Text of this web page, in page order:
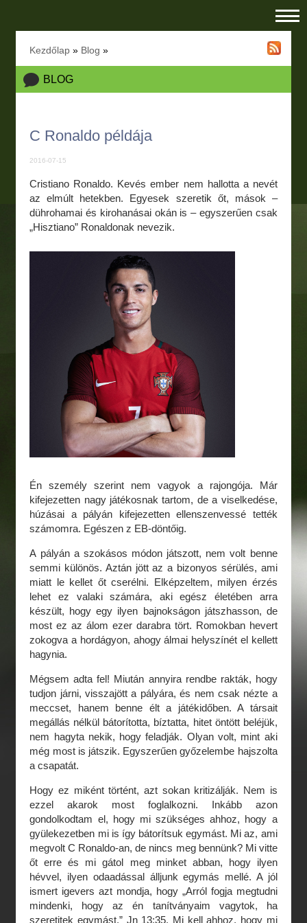
Kezdőlap » Blog »
BLOG
C Ronaldo példája
2016-07-15
Cristiano Ronaldo. Kevés ember nem hallotta a nevét
az elmúlt hetekben. Egyesek szeretik őt, mások –
dührohamai és kirohanásai okán is – egyszerűen csak
„Hisztiano” Ronaldonak nevezik.
Én személy szerint nem vagyok a rajongója. Már
kifejezetten nagy játékosnak tartom, de a viselkedése,
húzásai a pályán kifejezetten ellenszenvessé tették
számomra. Egészen z EB-döntőig.
A pályán a szokásos módon játszott, nem volt benne
semmi különös. Aztán jött az a bizonyos sérülés, ami
miatt le kellet őt cserélni. Elképzeltem, milyen érzés
lehet ez valaki számára, aki egész életében arra
készült, hogy egy ilyen bajnokságon játszhasson, de
most ez az álom ezer darabra tört. Romokban hevert
zokogva a hordágyon, ahogy álmai helyszínét el kellett
hagynia.
Mégsem adta fel! Miután annyira rendbe rakták, hogy
tudjon járni, visszajött a pályára, és nem csak nézte a
meccset, hanem benne élt a játékidőben. A társait
megállás nélkül bátorította, bíztatta, hitet öntött beléjük,
nem hagyta nekik, hogy feladják. Olyan volt, mint aki
még most is játszik. Egyszerűen győzelembe hajszolta
a csapatát.
Hogy ez miként történt, azt sokan kritizálják. Nem is
ezzel akarok most foglalkozni. Inkább azon
gondolkodtam el, hogy mi szükséges ahhoz, hogy a
gyülekezetben mi is így bátorítsuk egymást. Mi az, ami
megvolt C Ronaldo-an, de nincs meg bennünk? Mi vitte
őt erre és mi gátol meg minket abban, hogy ilyen
hévvel, ilyen odaadással álljunk egymás mellé. A jól
ismert igevers azt mondja, hogy „Arról fogja megtudni
mindenki, hogy az én tanítványaim vagytok, ha
szeretitek egymást.” Jn 13:35. Mi kell ahhoz, hogy mi